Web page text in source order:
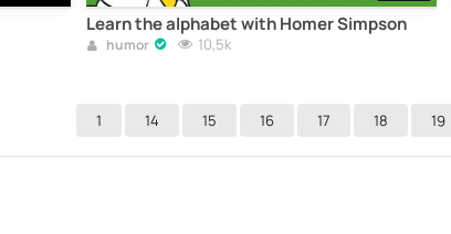
Learn the alphabet with Homer Simpson
humor 10,5k
1 14 15 16 17 18 19